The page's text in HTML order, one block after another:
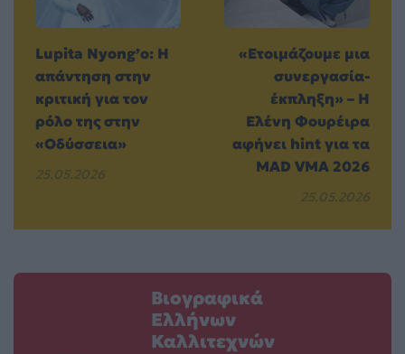
Lupita Nyong’o: Η
απάντηση στην
κριτική για τον
ρόλο της στην
«Οδύσσεια»
25.05.2026
«Ετοιμάζουμε μια
συνεργασία-
έκπληξη» – Η
Ελένη Φουρέιρα
αφήνει hint για τα
MAD VMA 2026
25.05.2026
Βιογραφικά
Ελλήνων
Καλλιτεχνών